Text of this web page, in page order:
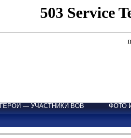
ГЕРОИ — УЧАСТНИКИ ВОВ ФОТО